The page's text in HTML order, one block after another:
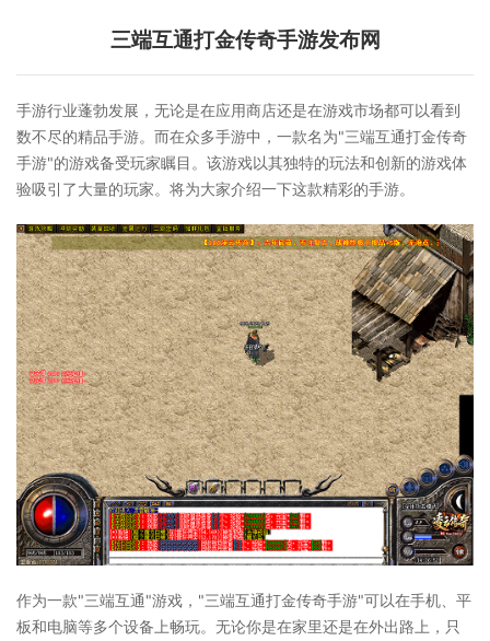
三端互通打金传奇手游发布网
手游行业蓬勃发展，无论是在应用商店还是在游戏市场都可以看到
数不尽的精品手游。而在众多手游中，一款名为"三端互通打金传奇
手游"的游戏备受玩家瞩目。该游戏以其独特的玩法和创新的游戏体
验吸引了大量的玩家。将为大家介绍一下这款精彩的手游。
作为一款"三端互通"游戏，"三端互通打金传奇手游"可以在手机、平
板和电脑等多个设备上畅玩。无论你是在家里还是在外出路上，只